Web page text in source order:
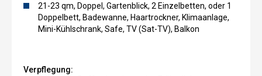
21-23 qm, Doppel, Gartenblick, 2 Einzelbetten, oder 1
Doppelbett, Badewanne, Haartrockner, Klimaanlage,
Mini-Kühlschrank, Safe, TV (Sat-TV), Balkon
Verpflegung: